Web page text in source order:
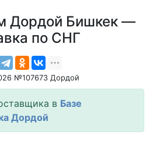
Дордой Бишкек —
по СНГ
№107673 Дордой
в Базе
Дордой